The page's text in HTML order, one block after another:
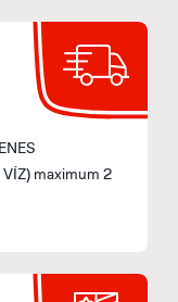
VÍZ) maximum 2